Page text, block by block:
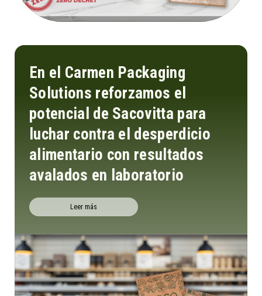
En el Carmen Packaging
Solutions reforzamos el
potencial de Sacovitta para
luchar contra el desperdicio
alimentario con resultados
avalados en laboratorio
Leer más